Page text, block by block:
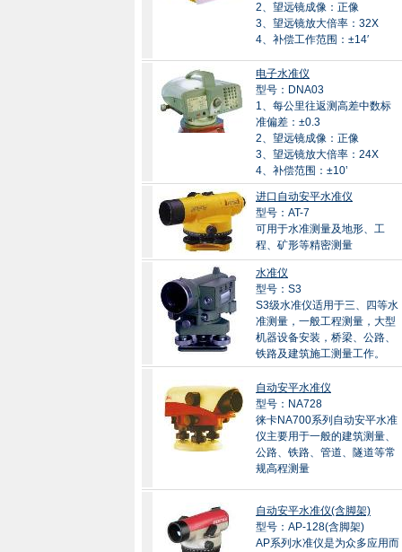
2、望远镜成像：正像
3、望远镜放大倍率：32X
4、补偿工作范围：±14′
电子水准仪
型号：DNA03
1、每公里往返测高差中数标
准偏差：±0.3
2、望远镜成像：正像
3、望远镜放大倍率：24X
4、补偿范围：±10’
进口自动安平水准仪
型号：AT-7
可用于水准测量及地形、工
程、矿形等精密测量
水准仪
型号：S3
S3级水准仪适用于三、四等水
准测量，一般工程测量，大型
机器设备安装，桥梁、公路、
铁路及建筑施工测量工作。
自动安平水准仪
型号：NA728
徕卡NA700系列自动安平水准
仪主要用于一般的建筑测量、
公路、铁路、管道、隧道等常
规高程测量
自动安平水准仪(含脚架)
型号：AP-128(含脚架)
AP系列水准仪是为众多应用而